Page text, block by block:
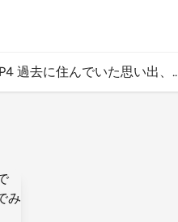
過去に住んでいた思い出、..